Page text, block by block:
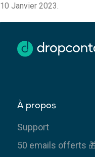
10 Janvier 2023.
À propos
Support
50 emails offerts